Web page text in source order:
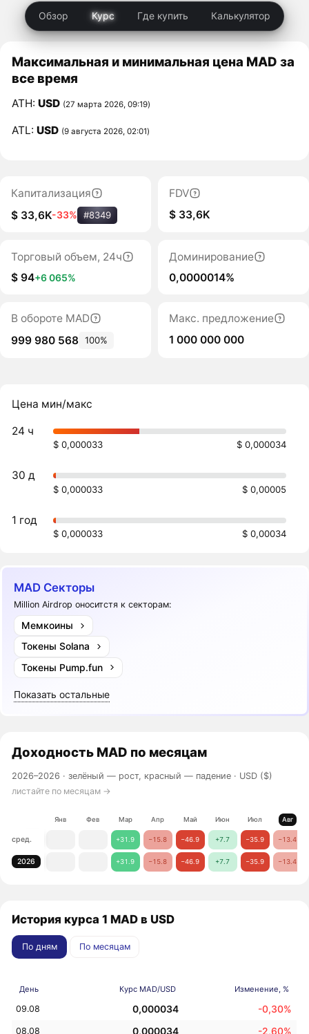
Обзор Курс Где купить Калькулятор
Максимальная и минимальная цена MAD за
все время
ATH:USD (27 марта 2026, 09:19)
ATL:USD (9 августа 2026, 02:01)
Капитализация
$ 33,6K-33% #8349
FDV
$ 33,6K
Торговый объем, 24ч
$ 94+6 065%
Доминирование
0,0000014%
В обороте MAD
999 980 568 100%
Макс. предложение
1 000 000 000
Цена мин/макс
24 ч
$ 0,000033 $ 0,000034
30 д
$ 0,000033 $ 0,00005
1 год
$ 0,000033 $ 0,00034
MAD Секторы
Million Airdrop оноситстя к секторам:
Мемкоины
Токены Solana
Токены Pump.fun
Показать остальные
Доходность MAD по месяцам
2026–2026 ·зелёный — рост, красный — падение · USD ($)
листайте по месяцам →
Янв Фев Мар Апр Май Июн Июл Авг
сред. +31.9 −15.8 −46.9 +7.7 −35.9 −13.4
2026 +31.9 −15.8 −46.9 +7.7 −35.9 −13.4
История курса 1 MAD в USD
По дням По месяцам
День Курс MAD/USD Изменение, %
09.08 0,000034 -0,30%
08.08 0,000034 -2,60%